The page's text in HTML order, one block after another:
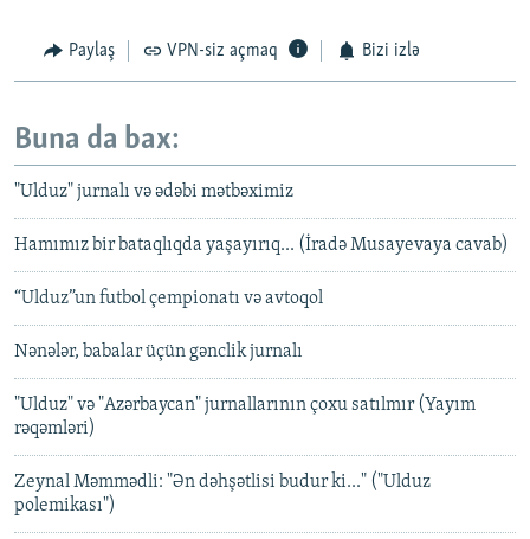
Paylaş VPN-siz açmaq Bizi izlə
Buna da bax:
"Ulduz" jurnalı və ədəbi mətbəximiz
Hamımız bir bataqlıqda yaşayırıq... (İradə Musayevaya cavab)
“Ulduz”un futbol çempionatı və avtoqol
Nənələr, babalar üçün gənclik jurnalı
"Ulduz" və "Azərbaycan" jurnallarının çoxu satılmır (Yayım
rəqəmləri)
Zeynal Məmmədli: "Ən dəhşətlisi budur ki..." ("Ulduz
polemikası")